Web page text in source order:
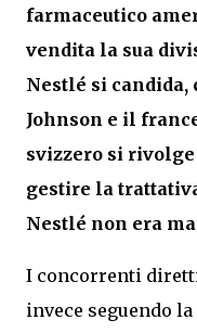
farmaceutico
vendita la sua
Nestlé si candida,
Johnson e il
svizzero si
gestire la
Nestlé non era
I concorrenti
invece seguendo